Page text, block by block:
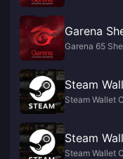
Garena
Garena 65
Steam
Steam Wallet
Steam
Steam Wallet